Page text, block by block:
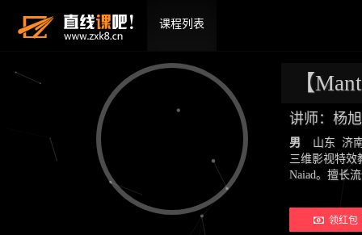
课程列表
【
讲师：杨
男
山东 济
三维影视特效
Naiad。擅长
领红包